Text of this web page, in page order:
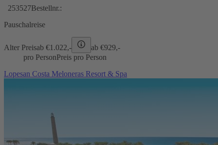
253527Bestellnr.:
Pauschalreise
Alter Preisab €1.022,- ab €929,-
pro PersonPreis pro Person
Lopesan Costa Meloneras Resort & Spa